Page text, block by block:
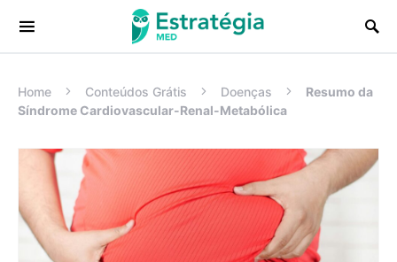
Procurar:
Home Conteúdos Grátis Doenças
Resumo da
Síndrome Cardiovascular-Renal-Metabólica